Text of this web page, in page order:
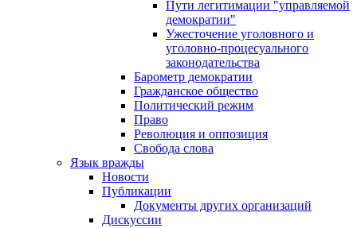
Пути легитимации "управляемой
демократии"
Ужесточение уголовного и
уголовно-процесуального
законодательства
Барометр демократии
Гражданское общество
Политический режим
Право
Революция и оппозиция
Свобода слова
Язык вражды
Новости
Публикации
Документы других организаций
Дискуссии